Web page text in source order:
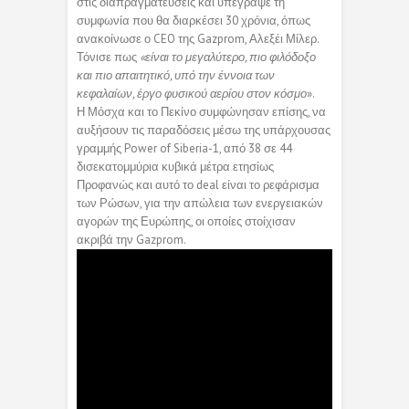
συμφωνία που θα διαρκέσει 30 χρόνια, όπως
ανακοίνωσε ο CEO της Gazprom, Αλεξέι Μίλερ.
Τόνισε πως «είναι το μεγαλύτερο, πιο φιλόδοξο
και πιο απαιτητικό, υπό την έννοια των
κεφαλαίων, έργο φυσικού αερίου στον κόσμο».
Η Μόσχα και το Πεκίνο συμφώνησαν επίσης, να
αυξήσουν τις παραδόσεις μέσω της υπάρχουσας
γραμμής Power of Siberia-1, από 38 σε 44
δισεκατομμύρια κυβικά μέτρα ετησίως
Προφανώς και αυτό το deal είναι το ρεφάρισμα
των Ρώσων, για την απώλεια των ενεργειακών
αγορών της Ευρώπης, οι οποίες στοίχισαν
ακριβά την Gazprom.